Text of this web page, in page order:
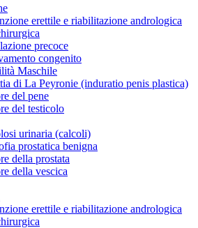
erettile e riabilitazione andrologica
precoce
congenito
Maschile
di La Peyronie (induratio penis plastica)
del pene
del testicolo
urinaria (calcoli)
prostatica benigna
della prostata
della vescica
erettile e riabilitazione andrologica